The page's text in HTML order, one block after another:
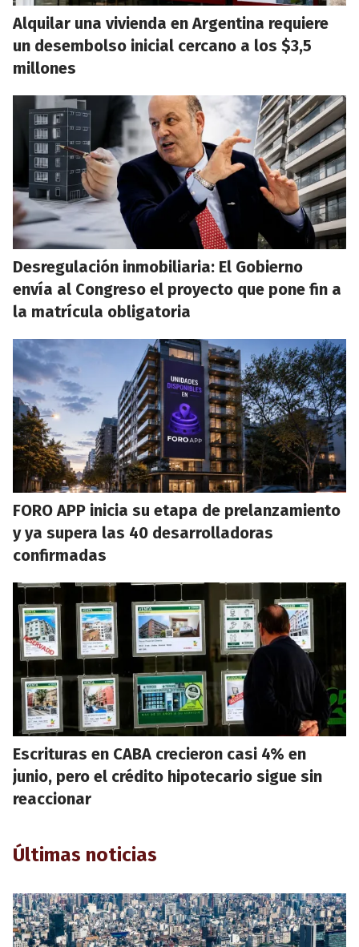
Alquilar una vivienda en Argentina requiere
un desembolso inicial cercano a los $3,5
millones
Desregulación inmobiliaria: El Gobierno
envía al Congreso el proyecto que pone fin a
la matrícula obligatoria
FORO APP inicia su etapa de prelanzamiento
y ya supera las 40 desarrolladoras
confirmadas
Escrituras en CABA crecieron casi 4% en
junio, pero el crédito hipotecario sigue sin
reaccionar
Últimas noticias